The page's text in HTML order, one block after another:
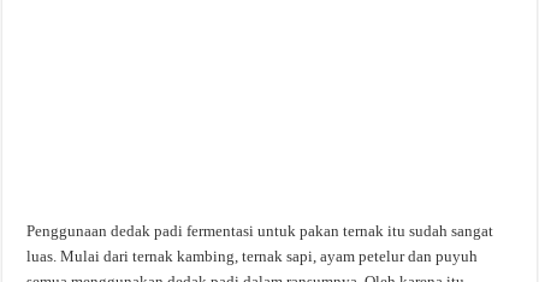
Penggunaan dedak padi fermentasi untuk pakan ternak itu sudah sangat
luas. Mulai dari ternak kambing, ternak sapi, ayam petelur dan puyuh